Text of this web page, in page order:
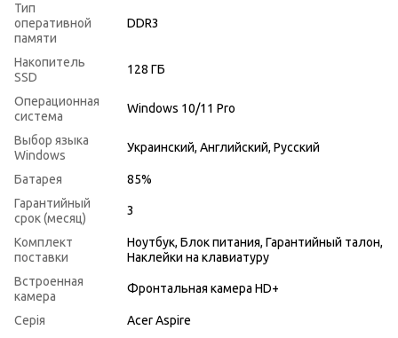
Тип
оперативной
памяти
DDR3
Накопитель
SSD
128 ГБ
Операционная
система
Windows 10/11 Pro
Выбор языка
Windows
Украинский, Английский, Русский
Батарея
85%
Гарантийный
срок (месяц)
3
Комплект
поставки
Ноутбук, Блок питания, Гарантийный талон,
Наклейки на клавиатуру
Встроенная
камера
Фронтальная камера HD+
Серія Acer Aspire